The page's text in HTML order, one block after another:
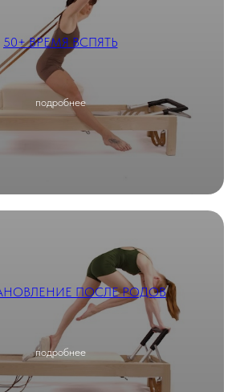
50+ ВРЕМЯ ВСПЯТЬ
подробнее
ПОСЛЕ РОДОВ
подробнее